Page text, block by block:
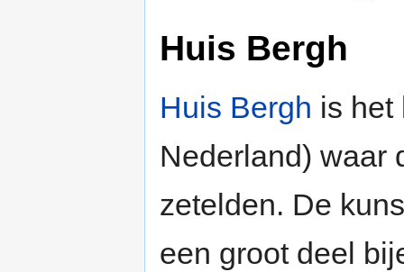
Huis Bergh
Huis Bergh is het
Nederland) waar
zetelden. De
een groot deel